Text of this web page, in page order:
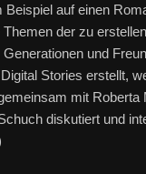
auf einen
der zu
und
Stories erstellt,
mit Roberta
diskutiert und